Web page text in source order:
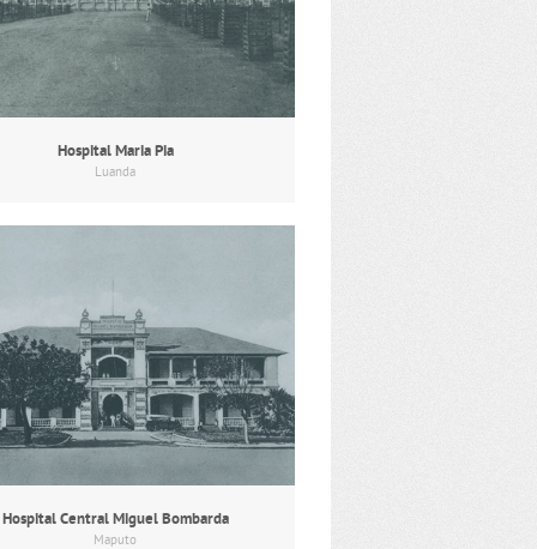
Hospital Maria Pia
Luanda
Hospital Central Miguel Bombarda
Maputo